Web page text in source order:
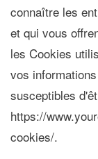
connaître les
et qui vous
les Cookies
vos
susceptibles
https://
cookies/.